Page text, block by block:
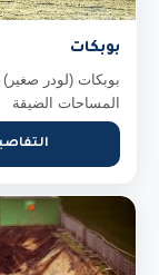
بوبكات
بوبكات (لودر صغير)
المساحات الضيقة